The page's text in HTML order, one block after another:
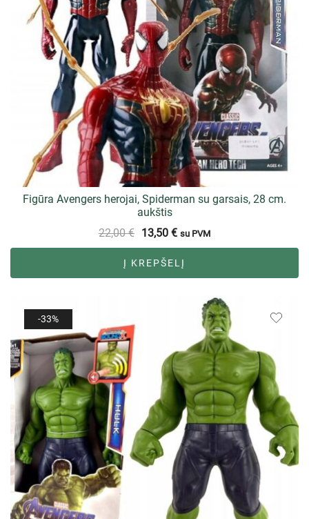
Figūra Avengers herojai, Spiderman su garsais, 28 cm.
aukštis
22,00€ 13,50 € su PVM
Į KREPŠELĮ
-33%